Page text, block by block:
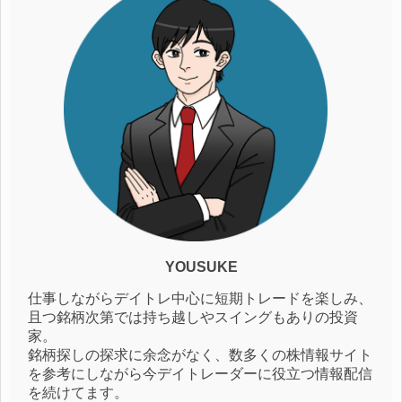
YOUSUKE
仕事しながらデイトレ中心に短期トレードを楽しみ、
且つ銘柄次第では持ち越しやスイングもありの投資
家。
銘柄探しの探求に余念がなく、数多くの株情報サイト
を参考にしながら今デイトレーダーに役立つ情報配信
を続けてます。